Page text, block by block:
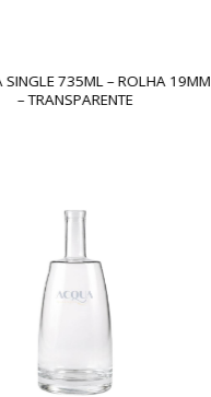
SINGLE 735ML – ROLHA 19MM
– TRANSPARENTE